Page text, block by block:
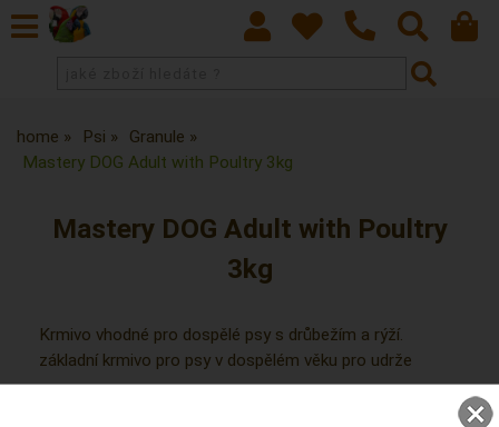
home Psi
Granule
Mastery DOG Adult with Poultry 3kg
Mastery DOG Adult with Poultry
3kg
Krmivo vhodné pro dospělé psy s drůbežím a rýží.
základní krmivo pro psy v dospělém věku pro udrže